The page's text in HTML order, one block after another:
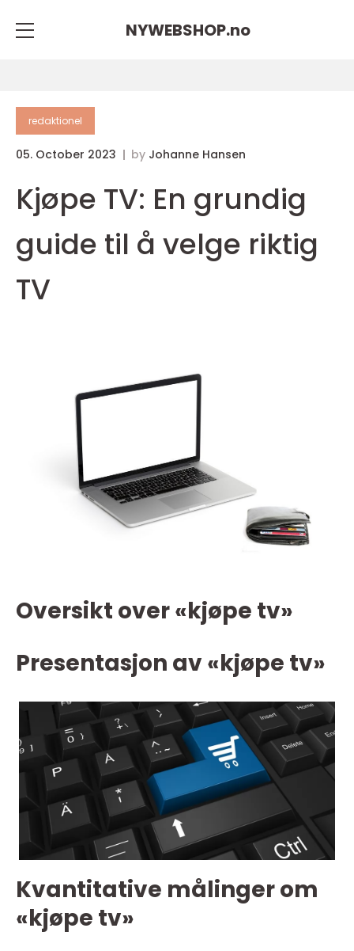
NYWEBSHOP.no
redaktionel
05. October 2023 by Johanne Hansen
Kjøpe TV: En grundig
guide til å velge riktig
TV
Oversikt over «kjøpe tv»
Presentasjon av «kjøpe tv»
Kvantitative målinger om
«kjøpe tv»